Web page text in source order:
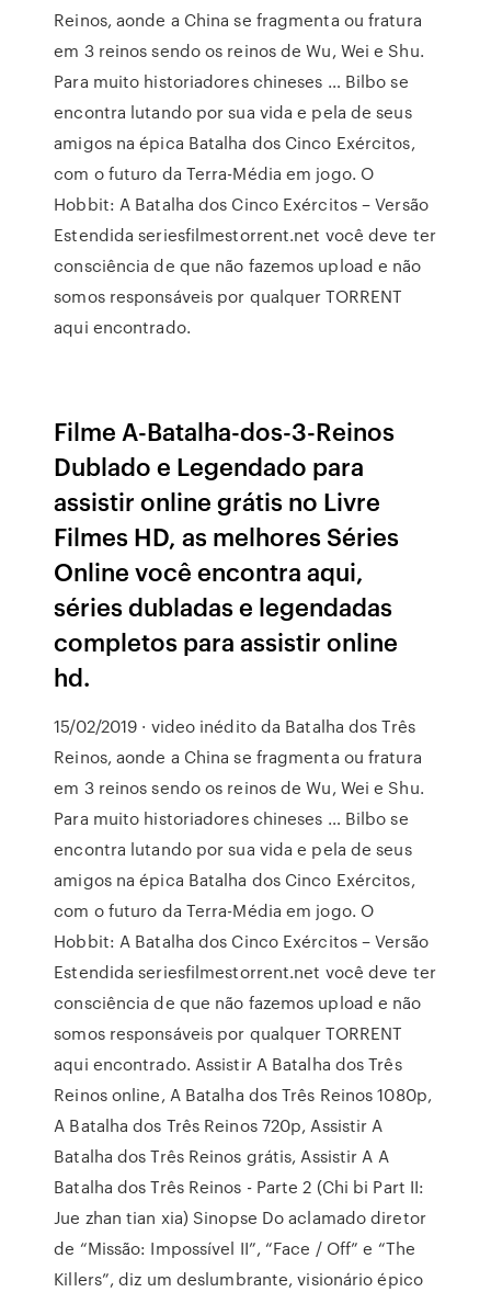
Reinos, aonde a China se fragmenta ou fratura
em 3 reinos sendo os reinos de Wu, Wei e Shu.
Para muito historiadores chineses … Bilbo se
encontra lutando por sua vida e pela de seus
amigos na épica Batalha dos Cinco Exércitos,
com o futuro da Terra-Média em jogo. O
Hobbit: A Batalha dos Cinco Exércitos – Versão
Estendida seriesfilmestorrent.net você deve ter
consciência de que não fazemos upload e não
somos responsáveis por qualquer TORRENT
aqui encontrado.
Filme A-Batalha-dos-3-Reinos
Dublado e Legendado para
assistir online grátis no Livre
Filmes HD, as melhores Séries
Online você encontra aqui,
séries dubladas e legendadas
completos para assistir online
hd.
15/02/2019 · video inédito da Batalha dos Três
Reinos, aonde a China se fragmenta ou fratura
em 3 reinos sendo os reinos de Wu, Wei e Shu.
Para muito historiadores chineses … Bilbo se
encontra lutando por sua vida e pela de seus
amigos na épica Batalha dos Cinco Exércitos,
com o futuro da Terra-Média em jogo. O
Hobbit: A Batalha dos Cinco Exércitos – Versão
Estendida seriesfilmestorrent.net você deve ter
consciência de que não fazemos upload e não
somos responsáveis por qualquer TORRENT
aqui encontrado. Assistir A Batalha dos Três
Reinos online, A Batalha dos Três Reinos 1080p,
A Batalha dos Três Reinos 720p, Assistir A
Batalha dos Três Reinos grátis, Assistir A A
Batalha dos Três Reinos - Parte 2 (Chi bi Part II:
Jue zhan tian xia) Sinopse Do aclamado diretor
de “Missão: Impossível II”, “Face / Off” e “The
Killers”, diz um deslumbrante, visionário épico